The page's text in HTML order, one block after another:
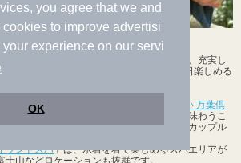
you agree that we and
cookies to improve advertisi
experience on our servi
OK
ルの間で人気沸騰中！
着で入れる温泉や男女一緒に入れる岩盤浴、充実し
スやレストラン……など、カップルでも1日楽しめる
みらい駅から徒歩5分の
「横浜みなとみらい 万葉倶
甚平を着て、都会にいながらも旅情気分を味わうこ
らはコスモワールドの観覧車を一望でき、カップル
ランドスパ」は、水着を着て楽しめるスパエリアが
山などロケーションも抜群です。